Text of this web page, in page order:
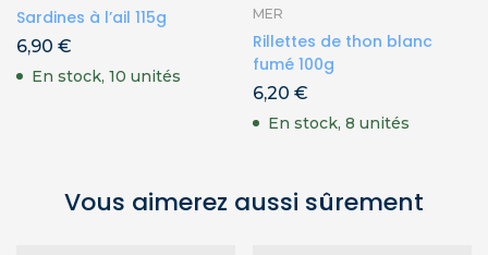
Sardines à l’ail 115g
6,90 €
En stock, 10 unités
MER
Rillettes de thon blanc
fumé 100g
6,20 €
En stock, 8 unités
Vous aimerez aussi sûrement